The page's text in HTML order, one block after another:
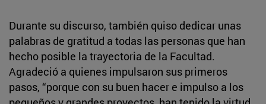
Durante su discurso, también quiso dedicar unas
palabras de gratitud a todas las personas que han
hecho posible la trayectoria de la Facultad.
Agradeció a quienes impulsaron sus primeros
pasos, “porque con su buen hacer e impulso a los